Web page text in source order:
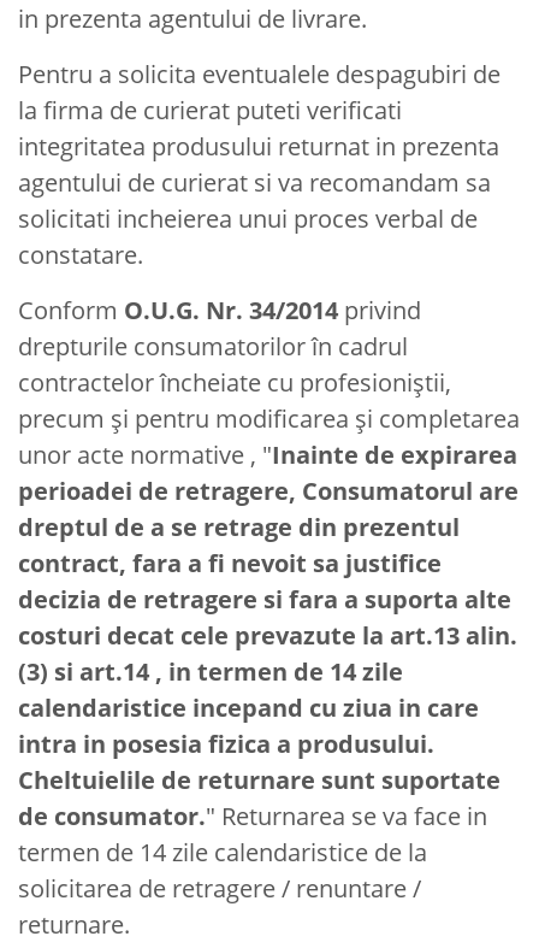
in prezenta agentului de livrare.
Pentru a solicita eventualele despagubiri de
la firma de curierat puteti verificati
integritatea produsului returnat in prezenta
agentului de curierat si va recomandam sa
solicitati incheierea unui proces verbal de
constatare.
Conform O.U.G. Nr. 34/2014 privind
drepturile consumatorilor în cadrul
contractelor încheiate cu profesioniştii,
precum şi pentru modificarea şi completarea
unor acte normative , "Inainte de expirarea
perioadei de retragere, Consumatorul are
dreptul de a se retrage din prezentul
contract, fara a fi nevoit sa justifice
decizia de retragere si fara a suporta alte
costuri decat cele prevazute la art.13 alin.
(3) si art.14 , in termen de 14 zile
calendaristice incepand cu ziua in care
intra in posesia fizica a produsului.
Cheltuielile de returnare sunt suportate
de consumator." Returnarea se va face in
termen de 14 zile calendaristice de la
solicitarea de retragere / renuntare /
returnare.